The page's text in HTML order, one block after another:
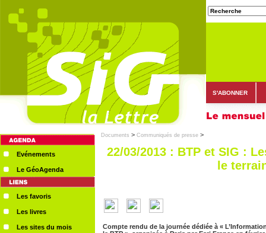
S'ABONNER
Evénements
Le GéoAgenda
Les favoris
Les livres
Les sites du mois
Documents > Communiqués de presse >
22/03/2013 : BTP et SIG :
le
Compte rendu de la journée dédiée à «